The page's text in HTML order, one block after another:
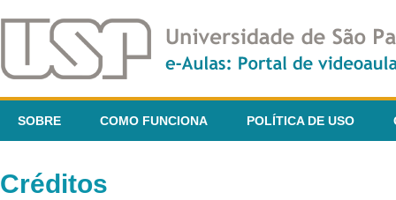
SOBRE COMO FUNCIONA POLÍTICA DE USO
Créditos